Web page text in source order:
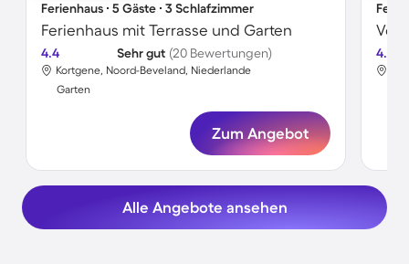
Ferienhaus ∙ 5 Gäste ∙ 3 Schlafzimmer
Ferienhaus mit Terrasse und Garten
4.4 Sehr gut (20 Bewertungen)
Kortgene, Noord-Beveland, Niederlande
Garten
Zum Angebot
4.6
Alle Angebote ansehen